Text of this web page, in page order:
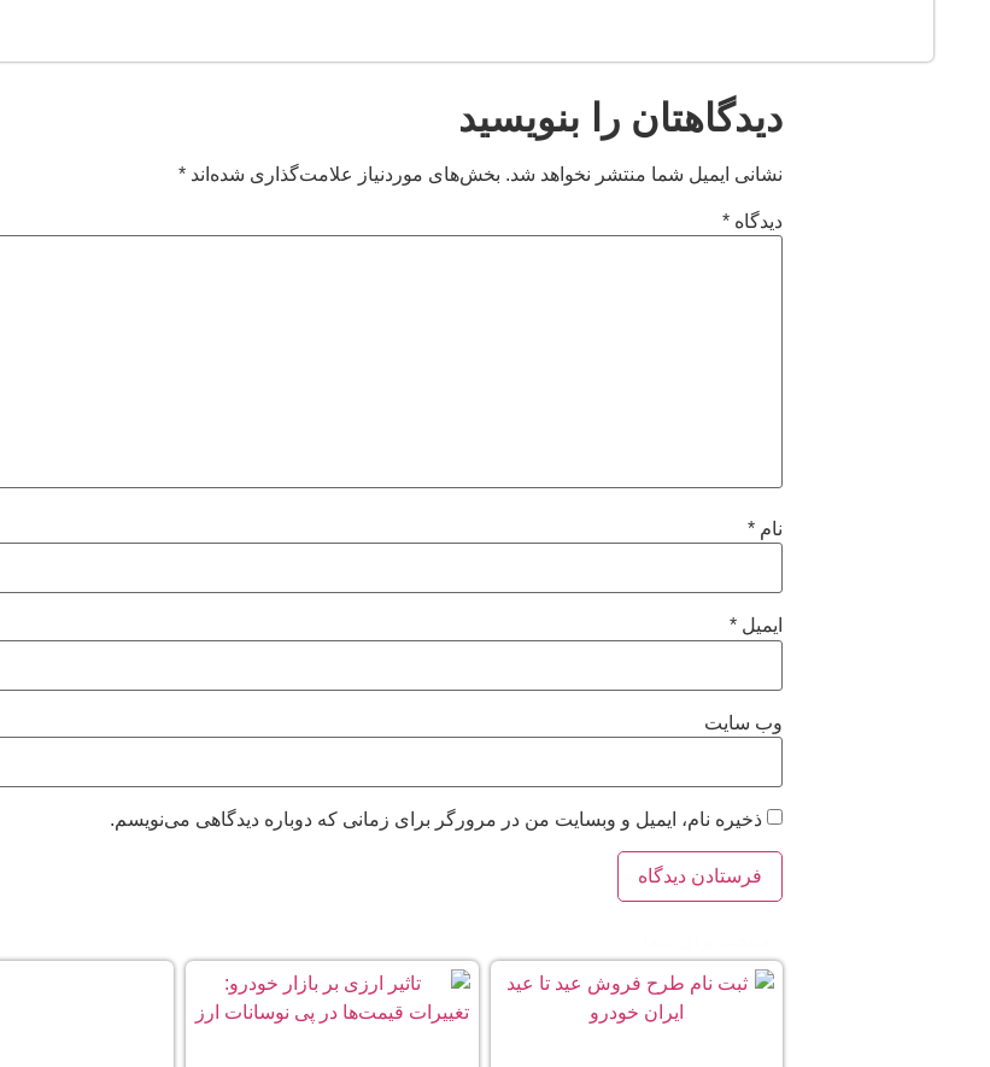
دیدگاهتان را بنویسید
نشانی ایمیل شما منتشر نخواهد شد. بخش‌های موردنیاز علامت‌گذاری شده‌اند *
دیدگاه *
نام *
ایمیل *
وب‌ سایت
ذخیره نام، ایمیل و وبسایت من در مرورگر برای زمانی که دوباره دیدگاهی می‌نویسم.